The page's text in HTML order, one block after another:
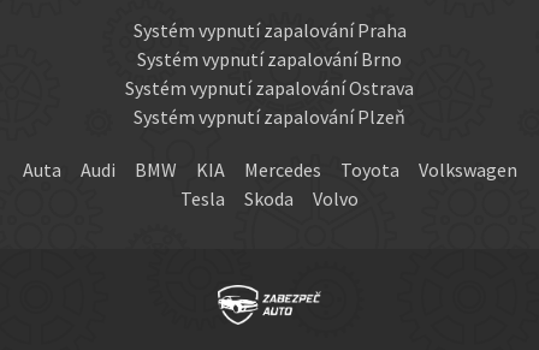
Systém vypnutí zapalování Praha
Systém vypnutí zapalování Brno
Systém vypnutí zapalování Ostrava
Systém vypnutí zapalování Plzeň
Auta Audi BMW KIA Mercedes Toyota
Volkswagen
Tesla
Skoda Volvo